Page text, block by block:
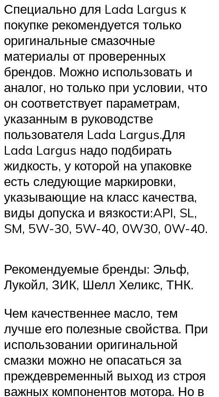
Специально для Lada Largus к
покупке рекомендуется только
оригинальные смазочные
материалы от проверенных
брендов. Можно использовать и
аналог, но только при условии, что
он соответствует параметрам,
указанным в руководстве
пользователя Lada Largus.Для
Lada Largus надо подбирать
жидкость, у которой на упаковке
есть следующие маркировки,
указывающие на класс качества,
виды допуска и вязкости:API, SL,
SM, 5W-30, 5W-40, 0W30, 0W-40.
Рекомендуемые бренды: Эльф,
Лукойл, ЗИК, Шелл Хеликс, ТНК.
Чем качественнее масло, тем
лучше его полезные свойства. При
использовании оригинальной
смазки можно не опасаться за
преждевременный выход из строя
важных компонентов мотора. Но в